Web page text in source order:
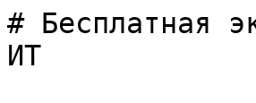
# Бесплатная
ИТ